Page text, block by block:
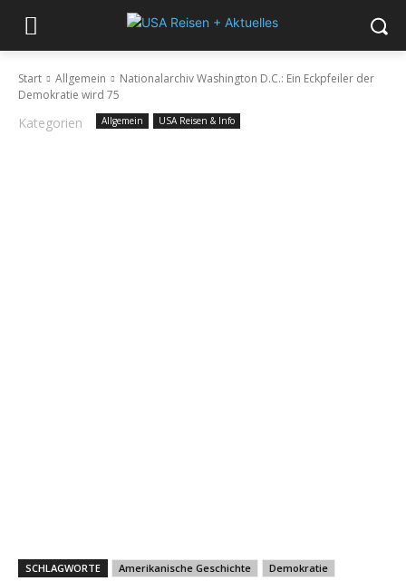
Start Allgemein
Nationalarchiv Washington D.C.: Ein Eckpfeiler der
Demokratie wird 75
Kategorien Allgemein USA Reisen & Info
SCHLAGWORTE Amerikanische Geschichte
Demokratie